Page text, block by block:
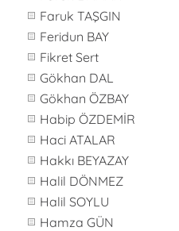
Faruk TAŞGIN
Feridun BAY
Fikret Sert
Gökhan DAL
Gökhan ÖZBAY
Habip ÖZDEMİR
Haci ATALAR
Hakkı BEYAZAY
Halil DÖNMEZ
Halil SOYLU
Hamza GÜN